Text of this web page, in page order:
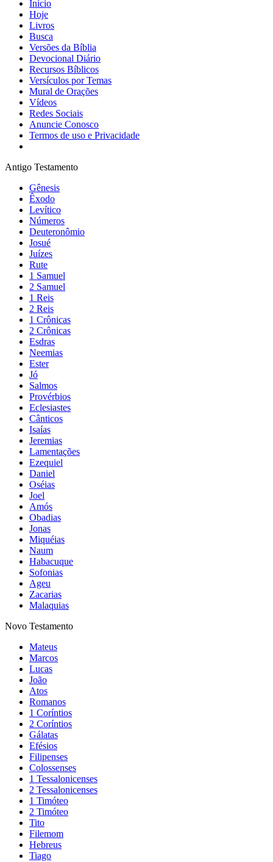
Início
Hoje
Livros
Busca
Versões da Bíblia
Devocional Diário
Recursos Bíblicos
Versículos por Temas
Mural de Orações
Vídeos
Redes Sociais
Anuncie Conosco
Termos de uso e Privacidade
Antigo Testamento
Gênesis
Êxodo
Levítico
Números
Deuteronômio
Josué
Juízes
Rute
1 Samuel
2 Samuel
1 Reis
2 Reis
1 Crônicas
2 Crônicas
Esdras
Neemias
Ester
Jó
Salmos
Provérbios
Eclesiastes
Cânticos
Isaías
Jeremias
Lamentações
Ezequiel
Daniel
Oséias
Joel
Amós
Obadias
Jonas
Miquéias
Naum
Habacuque
Sofonias
Ageu
Zacarias
Malaquias
Novo Testamento
Mateus
Marcos
Lucas
João
Atos
Romanos
1 Coríntios
2 Coríntios
Gálatas
Efésios
Filipenses
Colossenses
1 Tessalonicenses
2 Tessalonicenses
1 Timóteo
2 Timóteo
Tito
Filemom
Hebreus
Tiago